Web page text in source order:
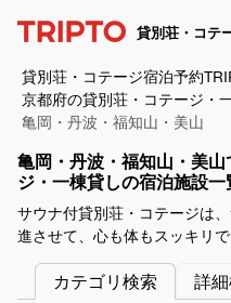
貸別荘・コテ
貸別荘・コテージ宿泊予約
京都府の貸別荘・コテージ・
亀岡・丹波・福知山・美山
亀岡・丹波・福知山・美
ジ・一棟貸しの宿泊施設一
サウナ付貸別荘・コテージは
進させて、心も体もスッキリで
カテゴリ検索
詳